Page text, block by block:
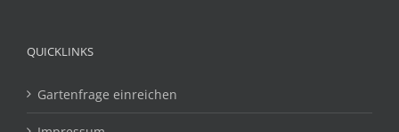
QUICKLINKS
Gartenfrage einreichen